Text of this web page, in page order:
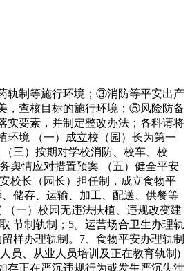
制等施行环境；③消防等平安出产
，查核目标的施行环境；⑤风险防备
要素，并制定整改办法；各科请将
环境 （一）成立校（园）长为第一
三）按期对学校消防、校车、校
舆情应对措置预案 （五）健全平安
校长（园长）担任制，成立食物平
储存、运输、加工、配送、供餐等
一）校园无违法扶植、违规改变建
节制轨制；5。运营场合卫生办理轨
样办理轨制。7、食物平安办理轨制
员、从业人员培训及正在教育轨制)
存正在严沉违规行为或发生严沉失泄